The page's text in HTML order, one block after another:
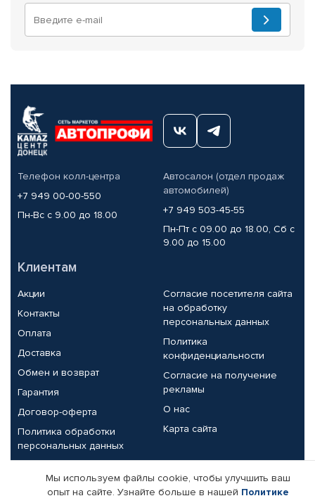
Телефон колл-центра
+7 949 00-00-550
Пн-Вс с 9.00 до 18.00
Автосалон (отдел продаж
автомобилей)
+7 949 503-45-55
Пн-Пт с 09.00 до 18.00, Сб с
9.00 до 15.00
Клиентам
Акции
Контакты
Оплата
Доставка
Обмен и возврат
Гарантия
Договор-оферта
Политика обработки
персональных данных
Согласие посетителя сайта
на обработку
персональных данных
Политика
конфиденциальности
Согласие на получение
рекламы
О нас
Карта сайта
Партнерам
Мы используем файлы cookie, чтобы улучшить ваш
опыт на сайте. Узнайте больше в нашей Политике